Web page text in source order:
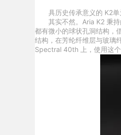
具历史传承意义的 K2单
其实不然。Aria K2 秉持
都有微小的球状孔洞结构，
结构，在芳纶纤维层与玻璃
Spectral 40th 上，使用这个